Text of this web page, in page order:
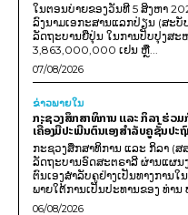
ໃນຕອນບ່າຍຂອງວັນທີ 5 ສິງຫາ
ລົງນາມເອກະສານແລກປ່ຽນ (ສະບັ
ລັດຖະບານຍີ່ປຸ່ນ ໃນການປັບປຸງສ
3,863,000,000 ເຢນ ຫຼື...
07/08/2026
ຂ່າວພາຍ​ໃນ
ກະຊວງສຶກສາທິການ ແລະ ກິລາ ຮ່ວ
ເຄື່ອງມືປະເມີນຕົນເອງສຳລັບຄູຊັ້ນປ
ກະຊວງສຶກສາທິການ ແລະ ກິລາ (
ລັດຖະບານອົດສະຕຣາລີ ຜ່ານແຜນ
ຕົນເອງສຳລັບຄູຢ່າງເປັນທາງການ
ພາຍໃຕ້ການເປັນປະທານຂອງ ທ່ານ ປ
06/08/2026